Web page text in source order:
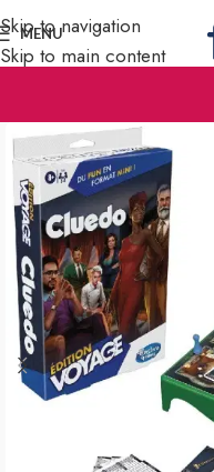
Skip to navigation
Skip to main content
MENU